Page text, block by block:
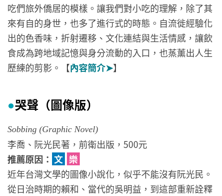
吃們旅外僑居的模樣。讓我們對小吃的理解，除了其
來有自的身世，也多了進行式的時態。自流徙經驗化
出的色香味，折射遷移、文化連結與生活情感，讓飲
食成為跨地域記憶與身分流動的入口，也蒸薰出人生
歷練的剪影。【內容簡介➤】
●哭聲（圖像版）
Sobbing (Graphic Novel)
李喬、阮光民著，前衛出版，500元
推薦原因： 文 樂
近年台灣文學的圖像小說化，似乎不能沒有阮光民。
從日治時期的賴和、當代的吳明益，到這部重新詮釋